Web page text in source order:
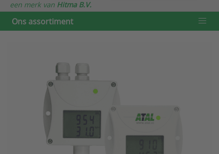
Ons assortiment
een merk van Hitma B.V.